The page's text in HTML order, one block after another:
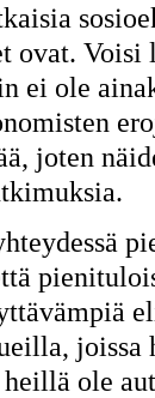
ovat.
ei ole
joten
ole